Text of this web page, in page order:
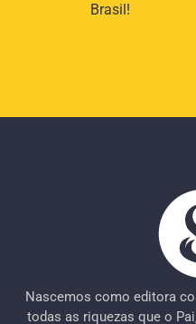
Brasil!
Nascemos como editora
todas as riquezas que o